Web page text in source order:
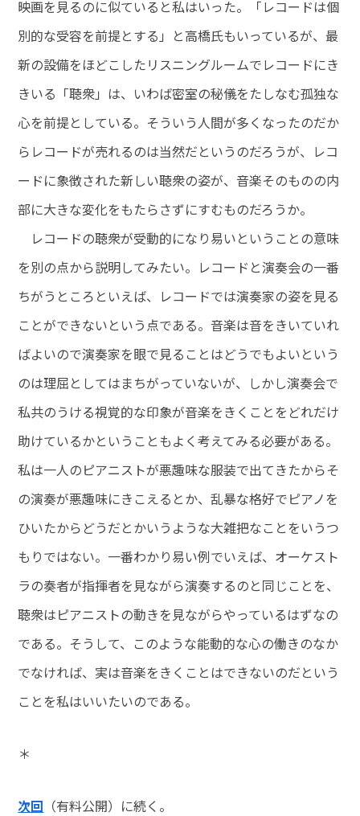
映画を見るのに似ていると私はいった。「レコードは個
別的な受容を前提とする」と高橋氏もいっているが、最
新の設備をほどこしたリスニングルームでレコードにき
きいる「聴衆」は、いわば密室の秘儀をたしなむ孤独な
心を前提としている。そういう人間が多くなったのだか
らレコードが売れるのは当然だというのだろうが、レコ
ードに象徴された新しい聴衆の姿が、音楽そのものの内
部に大きな変化をもたらさずにすむものだろうか。
レコードの聴衆が受動的になり易いということの意味
を別の点から説明してみたい。レコードと演奏会の一番
ちがうところといえば、レコードでは演奏家の姿を見る
ことができないという点である。音楽は音をきいていれ
ばよいので演奏家を眼で見ることはどうでもよいという
のは理屈としてはまちがっていないが、しかし演奏会で
私共のうける視覚的な印象が音楽をきくことをどれだけ
助けているかということもよく考えてみる必要がある。
私は一人のピアニストが悪趣味な服装で出てきたからそ
の演奏が悪趣味にきこえるとか、乱暴な格好でピアノを
ひいたからどうだとかいうような大雑把なことをいうつ
もりではない。一番わかり易い例でいえば、オーケスト
ラの奏者が指揮者を見ながら演奏するのと同じことを、
聴衆はピアニストの動きを見ながらやっているはずなの
である。そうして、このような能動的な心の働きのなか
でなければ、実は音楽をきくことはできないのだという
ことを私はいいたいのである。
＊
次回 （有料公開）に続く。